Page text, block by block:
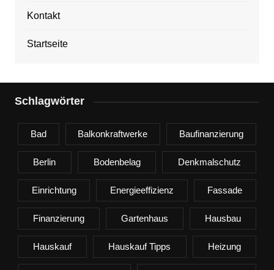
Kontakt
Startseite
Schlagwörter
Bad Balkonkraftwerke Baufinanzierung
Berlin Bodenbelag Denkmalschutz
Einrichtung Energieeffizienz Fassade
Finanzierung Gartenhaus Hausbau
Hauskauf Hauskauf Tipps Heizung